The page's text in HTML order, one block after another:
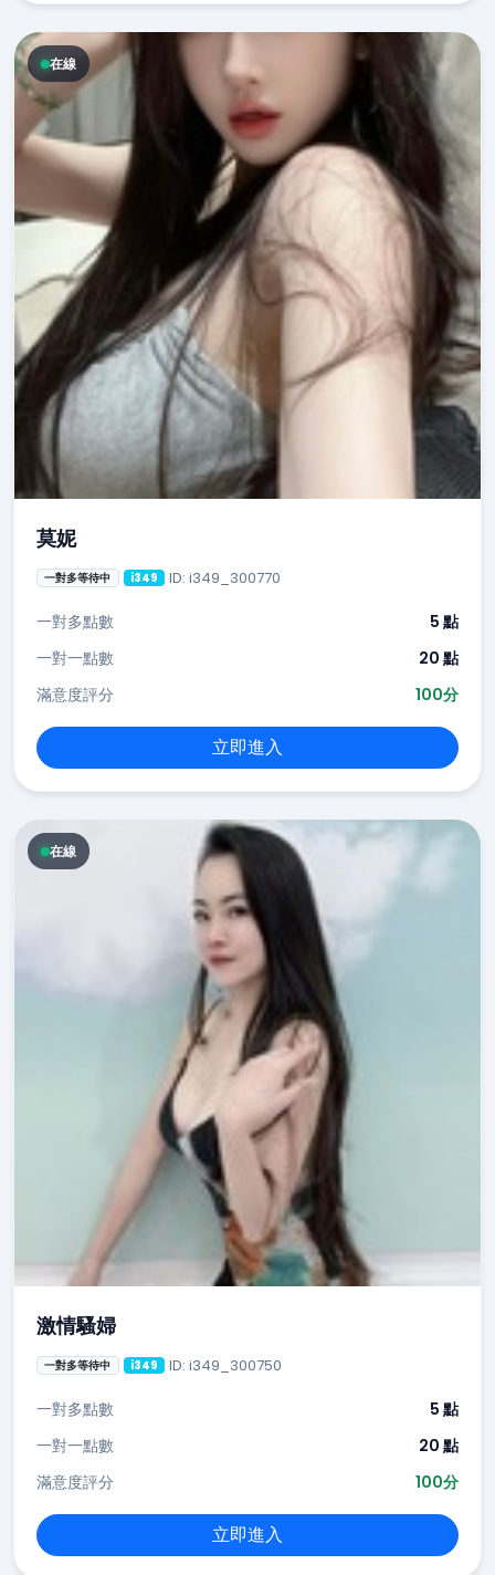
在線
莫妮
一對多等待中 i349 ID: i349_300770
一對多點數
5 點
一對一點數
20 點
滿意度評分
100分
立即進入
在線
激情騷婦
一對多等待中 i349 ID: i349_300750
一對多點數
5 點
一對一點數
20 點
滿意度評分
100分
立即進入